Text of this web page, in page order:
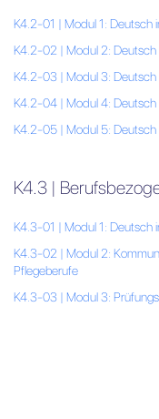
K4.2-01 | Modul 1: Deutsch
K4.2-02 | Modul 2: Deutsch
K4.2-03 | Modul 3: Deutsch
K4.2-04 | Modul 4: Deutsch
K4.2-05 | Modul 5: Deutsch
K4.3 |
K4.3-01 | Modul 1: Deutsch
K4.3-02 | Modul 2:
Pflegeberufe
K4.3-03 | Modul 3: